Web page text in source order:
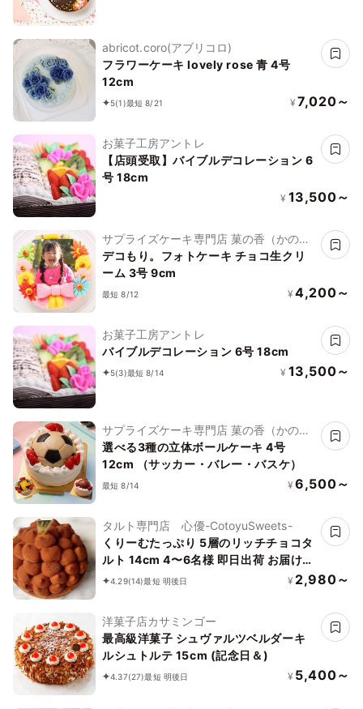
abricot.coro(アブリコロ)
フラワーケーキ lovely rose 青 4号
12cm
5(1)最短 8/21 ¥ 7,020～
お菓子工房アントレ
【店頭受取】バイブルデコレーション 6
号 18cm
¥ 13,500～
サプライズケーキ専門店 菓の香（かの
か）
デコもり。フォトケーキ チョコ生クリ
ーム 3号 9cm
最短 8/12 ¥ 4,200～
お菓子工房アントレ
バイブルデコレーション 6号 18cm
5(3)最短 8/14 ¥ 13,500～
サプライズケーキ専門店 菓の香（かの
か）
選べる3種の立体ボールケーキ 4号
12cm （サッカー・バレー・バスケ）
最短 8/14 ¥ 6,500～
タルト専門店 心優-CotoyuSweets-
くりーむたっぷり 5層のリッチチョコタ
ルト 14cm 4〜6名様 即日出荷 お届け指
定可 早割 お取り寄せ 誕生日ケーキ お中
4.29(14)最短 明後日 ¥ 2,980～
洋菓子店カサミンゴー
最高級洋菓子 シュヴァルツベルダーキ
ルシュトルテ 15cm (記念日＆)
4.37(27)最短 明後日 ¥ 5,400～